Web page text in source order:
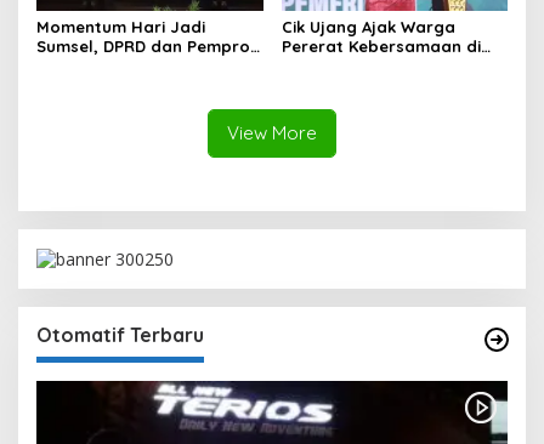
Momentum Hari Jadi
Sumsel, DPRD dan Pemprov
Cik Ujang Ajak Warga
Pererat Kebersamaan di
View More
Otomatif Terbaru